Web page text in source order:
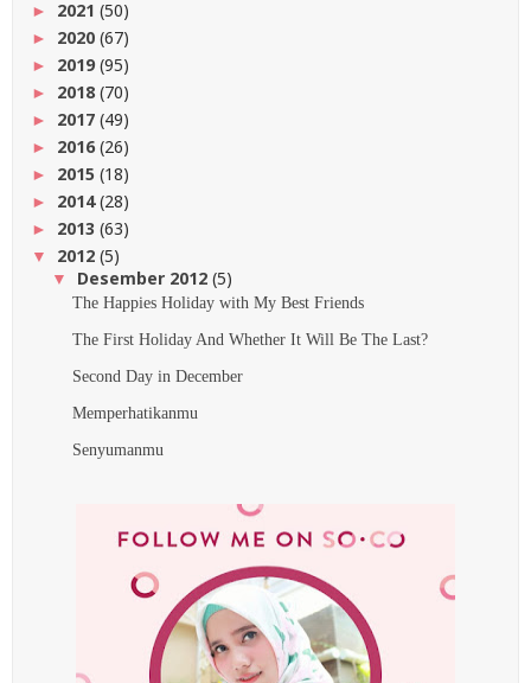
► 2021 (50)
► 2020 (67)
► 2019(95)
► 2018 (70)
► 2017 (49)
► 2016(26)
► 2015 (18)
► 2014(28)
► 2013 (63)
▼ 2012 (5)
▼ Desember 2012 (5)
The Happies Holiday with My Best Friends
The First Holiday And Whether It Will Be The Last?
Second Day in December
Memperhatikanmu
Senyumanmu